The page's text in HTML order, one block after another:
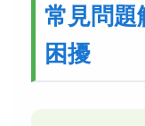
常見問題
困擾